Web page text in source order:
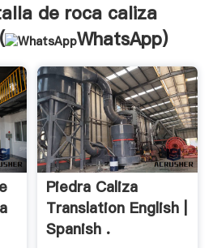
de roca caliza
WhatsApp)
Piedra Caliza
Translation English |
Spanish .